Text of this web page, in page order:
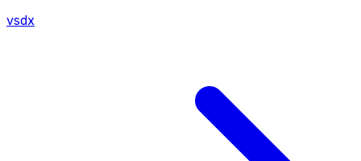
vsdx